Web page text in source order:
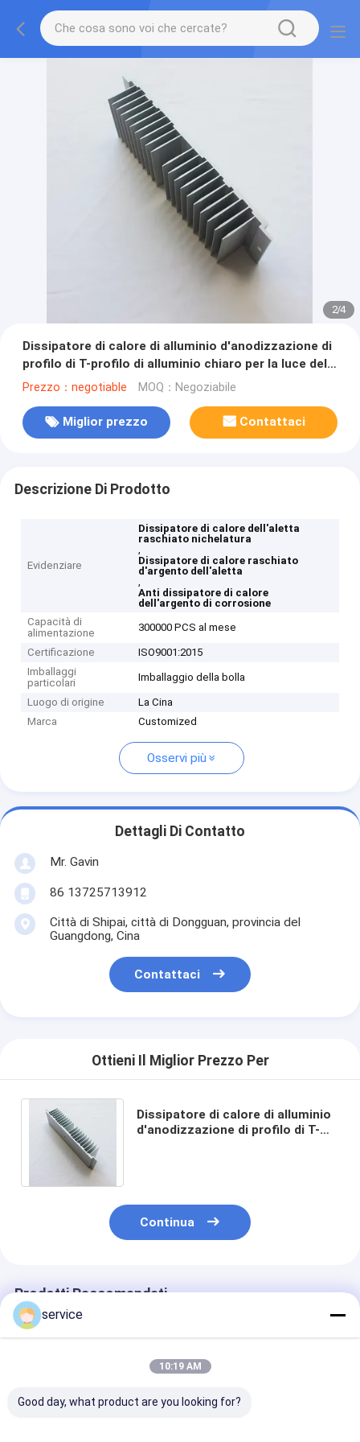
2/4
Dissipatore di calore di alluminio d'anodizzazione di
profilo di T-profilo di alluminio chiaro per la luce del
LED
Prezzo：negotiable MOQ：Negoziabile
Miglior prezzo Contattaci
Descrizione Di Prodotto
Evidenziare
Dissipatore di calore dell'aletta
raschiato nichelatura
,
Dissipatore di calore raschiato
d'argento dell'aletta
,
Anti dissipatore di calore
dell'argento di corrosione
Capacità di
alimentazione
300000 PCS al mese
Certificazione
ISO9001:2015
Imballaggi
particolari
Imballaggio della bolla
Luogo di origine
La Cina
Marca
Customized
Osservi più
Dettagli Di Contatto
Mr. Gavin
86 13725713912
Città di Shipai, città di Dongguan, provincia del
Guangdong, Cina
Contattaci
Ottieni Il Miglior Prezzo Per
Dissipatore di calore di alluminio
d'anodizzazione di profilo di T-
Continua
Prodotti Raccomandati
service
10:19 AM
Good day, what product are you looking for?